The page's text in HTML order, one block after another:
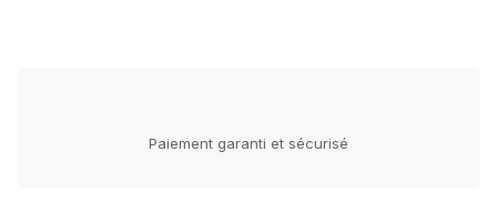
Paiement garanti et sécurisé